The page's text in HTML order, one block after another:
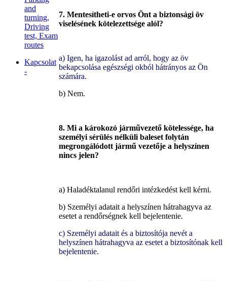
7. Mentesítheti-e orvos Önt a biztonsági öv
viselésének kötelezettsége alól?
a) Igen, ha igazolást ad arról, hogy az öv
bekapcsolása egészségi okból hátrányos az Ön
számára.
b) Nem.
8. Mi a károkozó járművezető kötelessége, ha
személyi sérülés nélküli baleset folytán
megrongálódott jármű vezetője a helyszínen
nincs jelen?
a) Haladéktalanul rendőri intézkedést kell kérni.
b) Személyi adatait a helyszínen hátrahagyva az
esetet a rendőrségnek kell bejelentenie.
c) Személyi adatait és a biztosítója nevét a
helyszínen hátrahagyva az esetet a biztosítónak kell
bejelentenie.
and
turning,
Driving
test, Exam
routes
Kapcsolat
-